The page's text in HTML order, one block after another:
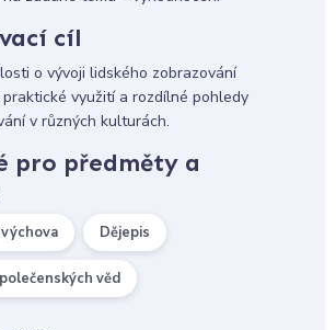
cíl
o vývoji lidského zobrazování
využití a rozdílné pohledy
v různých kulturách.
pro předměty a
Dějepis
věd